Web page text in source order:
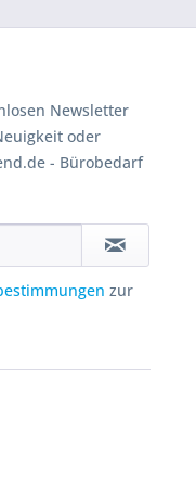
Newsletter
oder
- Bürobedarf
zur